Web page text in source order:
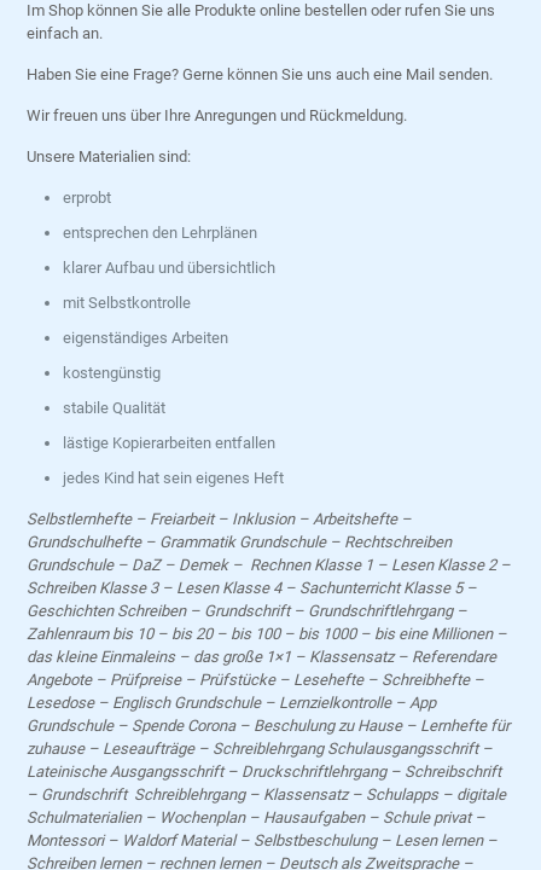
Im Shop können Sie alle Produkte online bestellen oder rufen Sie uns
einfach an.
Haben Sie eine Frage? Gerne können Sie uns auch eine Mail senden.
Wir freuen uns über Ihre Anregungen und Rückmeldung.
Unsere Materialien sind:
erprobt
entsprechen den Lehrplänen
klarer Aufbau und übersichtlich
mit Selbstkontrolle
eigenständiges Arbeiten
kostengünstig
stabile Qualität
lästige Kopierarbeiten entfallen
jedes Kind hat sein eigenes Heft
Selbstlernhefte – Freiarbeit – Inklusion – Arbeitshefte –
Grundschulhefte – Grammatik Grundschule – Rechtschreiben
Grundschule – DaZ – Demek – Rechnen Klasse 1 – Lesen Klasse 2 –
Schreiben Klasse 3 – Lesen Klasse 4 – Sachunterricht Klasse 5 –
Geschichten Schreiben – Grundschrift – Grundschriftlehrgang –
Zahlenraum bis 10 – bis 20 – bis 100 – bis 1000 – bis eine Millionen –
das kleine Einmaleins – das große 1×1 – Klassensatz – Referendare
Angebote – Prüfpreise – Prüfstücke – Lesehefte – Schreibhefte –
Lesedose – Englisch Grundschule – Lernzielkontrolle – App
Grundschule – Spende Corona – Beschulung zu Hause – Lernhefte für
zuhause – Leseaufträge – Schreiblehrgang Schulausgangsschrift –
Lateinische Ausgangsschrift – Druckschriftlehrgang – Schreibschrift
– Grundschrift Schreiblehrgang – Klassensatz – Schulapps – digitale
Schulmaterialien – Wochenplan – Hausaufgaben – Schule privat –
Montessori – Waldorf Material – Selbstbeschulung – Lesen lernen –
Schreiben lernen – rechnen lernen – Deutsch als Zweitsprache –